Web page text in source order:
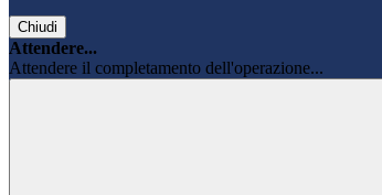
Chiudi
Attendere...
Attendere il completamento dell'operazione...